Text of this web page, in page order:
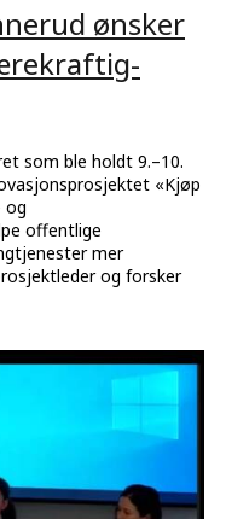
ønsker
som ble holdt 9.–10.
«Kjøp
og
offentlige
mer
og forsker